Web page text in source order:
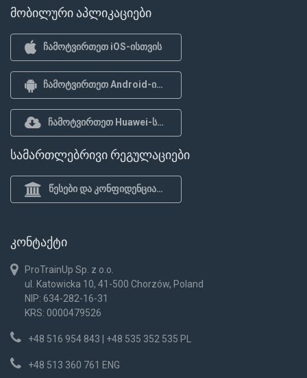
მობილური აპლიკაციები
ჩამოტვირთეთ iOS-ისთვის
ჩამოტვირთეთ Android-ისთვის
ჩამოტვირთეთ Huawei-სთვის
სამართლებრივი რეგულაციები
წესები და კონფიდენციალურობის პოლიტიკა
კონტაქტი
ProTrainUp Sp. z o.o.
ul. Katowicka 10, 41-500 Chorzów, Poland
NIP: 634-282-16-31
KRS: 0000479526
+48 516 954 843 | +48 535 352 535 PL
+48 513 360 761 ENG